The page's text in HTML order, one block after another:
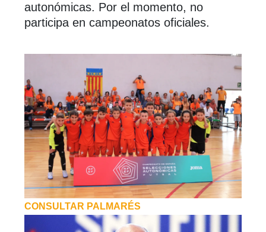
autonómicas. Por el momento, no
participa en campeonatos oficiales.
CONSULTAR PALMARÉS